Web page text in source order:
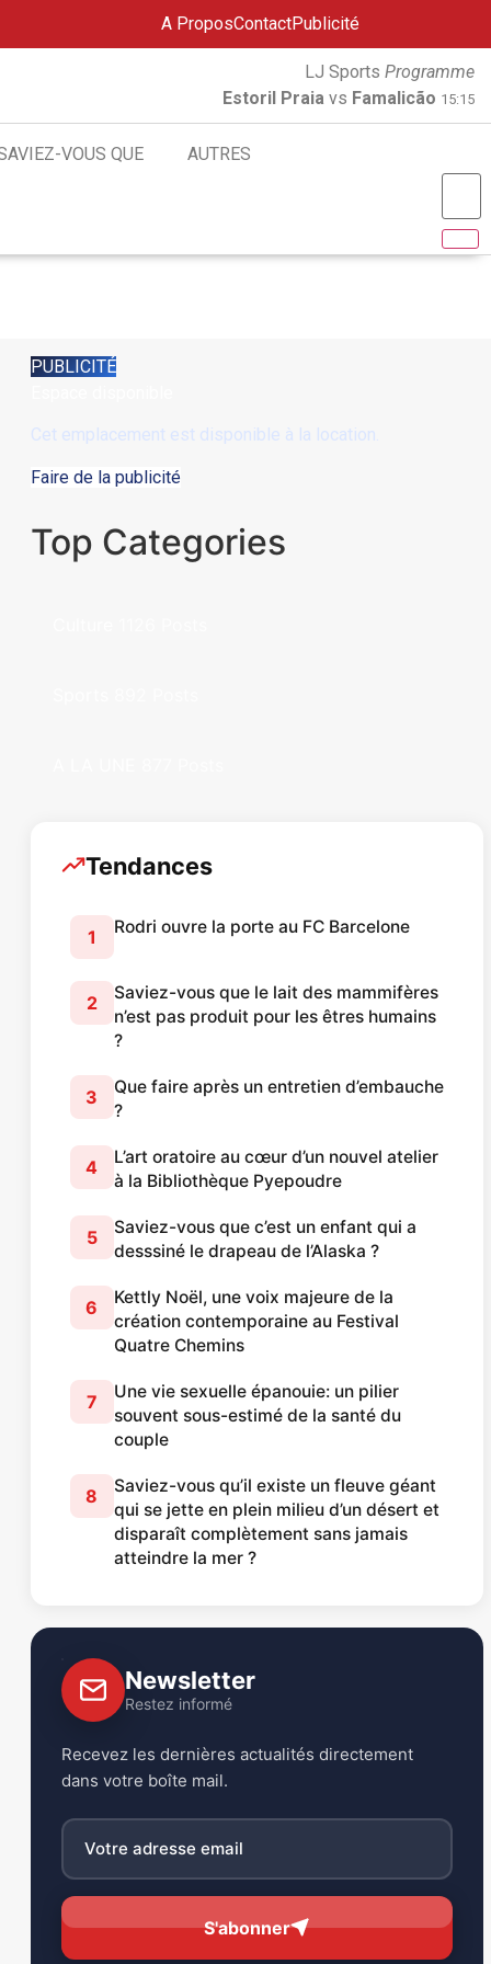
A ProposContactPublicité
LJ Sports Programme
Estoril Praia vs Famalicão 15:15
VOUS QUE AUTRES
PUBLICITÉ
Cet emplacement est disponible à la location.
Faire de la publicité
Top Categories
Tendances
1 Rodri ouvre la porte au FC Barcelone
2
Saviez-vous que le lait des mammifères
n’est pas produit pour les êtres humains
?
3
Que faire après un entretien d’embauche
?
4
L’art oratoire au cœur d’un nouvel atelier
à la Bibliothèque Pyepoudre
5
Saviez-vous que c’est un enfant qui a
desssiné le drapeau de l’Alaska ?
6
Kettly Noël, une voix majeure de la
création contemporaine au Festival
Quatre Chemins
7
Une vie sexuelle épanouie: un pilier
souvent sous-estimé de la santé du
couple
8
Saviez-vous qu’il existe un fleuve géant
qui se jette en plein milieu d’un désert et
disparaît complètement sans jamais
atteindre la mer ?
Newsletter
Restez informé
Recevez les dernières actualités directement
dans votre boîte mail.
S'abonner